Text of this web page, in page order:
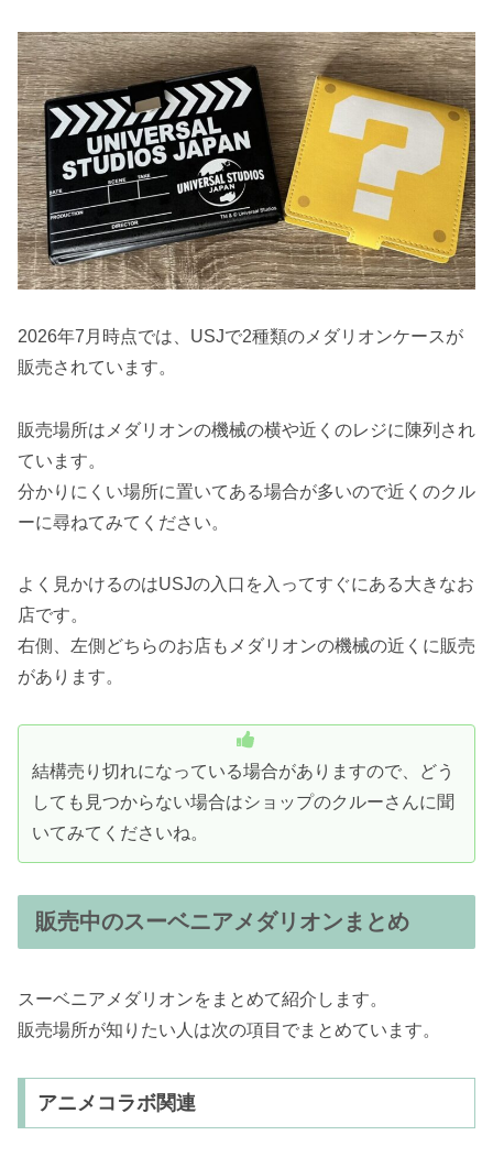
2026年7月時点では、USJで2種類のメダリオンケースが
販売されています。
販売場所はメダリオンの機械の横や近くのレジに陳列され
ています。
分かりにくい場所に置いてある場合が多いので近くのクル
ーに尋ねてみてください。
よく見かけるのはUSJの入口を入ってすぐにある大きなお
店です。
右側、左側どちらのお店もメダリオンの機械の近くに販売
があります。
結構売り切れになっている場合がありますので、どう
しても見つからない場合はショップのクルーさんに聞
いてみてくださいね。
販売中のスーベニアメダリオンまとめ
スーベニアメダリオンをまとめて紹介します。
販売場所が知りたい人は次の項目でまとめています。
アニメコラボ関連